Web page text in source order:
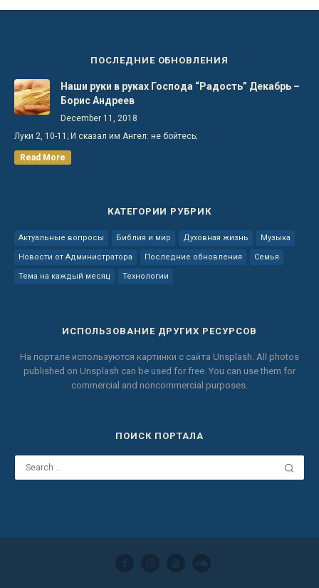
ПОСЛЕДНИЕ ОБНОВЛЕНИЯ
Наши руки в руках Господа “Радость” Декабрь –
Борис Андреев
December 11, 2018
Луки 2, 10-11; И сказал им Ангел: не бойтесь;
Read More
КАТЕГОРИИ РУБРИК
Актуальные вопросы Библия и мир Духовная жизнь Музыка
Новости от Администратора Последние обновления Семья
Тема на каждый месяц Технологии
ИСПОЛЬЗОВАНИЕ ДРУГИХ РЕСУРСОВ
На портале используются картинки с сайта Unsplash. All photos
published on Unsplash can be used for free. You can use them for
commercial and noncommercial purposes.
ПОИСК ПОРТАЛА